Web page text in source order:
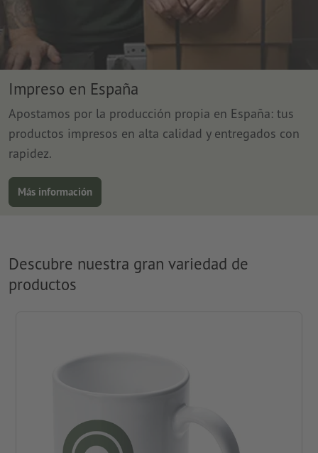
Impreso en España
Apostamos por la producción propia en España: tus
productos impresos en alta calidad y entregados con
rapidez.
Más información
Descubre nuestra gran variedad de
productos